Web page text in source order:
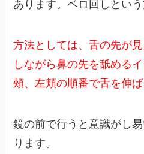
あります。ベロ回しという
方法としては、舌の先が
しながら鼻の先を舐める
頰、左頬の順番で舌を伸ば
鏡の前で行うと意識がし
ります。